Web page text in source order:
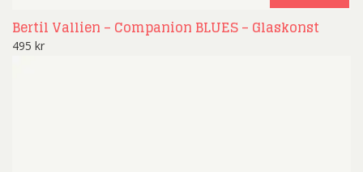
Bertil Vallien – Companion BLUES – Glaskonst
495 kr